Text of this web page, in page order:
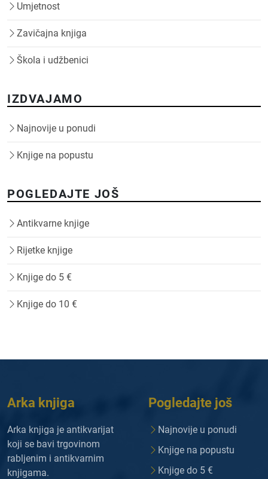
Umjetnost
Zavičajna knjiga
Škola i udžbenici
IZDVAJAMO
Najnovije u ponudi
Knjige na popustu
POGLEDAJTE JOŠ
Antikvarne knjige
Rijetke knjige
Knjige do 5 €
Knjige do 10 €
Arka knjiga
Arka knjiga je antikvarijat
koji se bavi trgovinom
rabljenim i antikvarnim
knjigama.
Pogledajte još
Najnovije u ponudi
Knjige na popustu
Knjige do 5 €